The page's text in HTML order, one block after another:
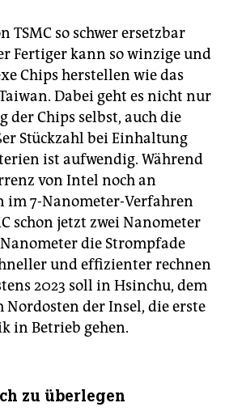
TSMC so schwer ersetzbar
Fertiger kann so winzige und
Chips herstellen wie das
Dabei geht es nicht nur
der Chips selbst, auch die
Stückzahl bei Einhaltung
ist aufwendig. Während
von Intel noch an
im 7-Nanometer-Verfahren
schon jetzt zwei Nanometer
die Strompfade
und effizienter rechnen
2023 soll in Hsinchu, dem
Nordosten der Insel, die erste
in Betrieb gehen.
zu überlegen